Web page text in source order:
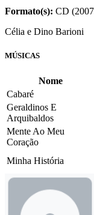
Formato(s): CD
Célia e Dino Barioni
MÚSICAS
Nome
Cabaré
Geraldinos E
Arquibaldos
Mente Ao Meu
Coração
Minha História